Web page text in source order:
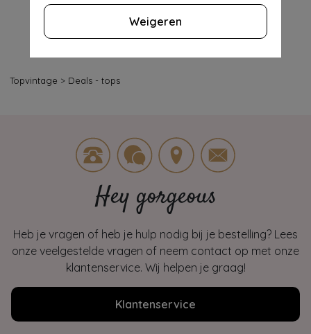
Weigeren
Topvintage > Deals - tops
Hey gorgeous
Heb je vragen of heb je hulp nodig bij je bestelling? Lees
onze veelgestelde vragen of neem contact op met onze
klantenservice. Wij helpen je graag!
Klantenservice